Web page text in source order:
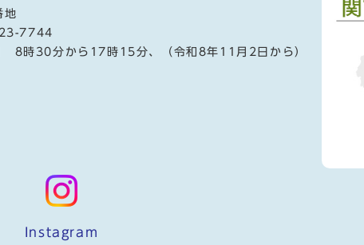
地
7744
8時30分から17時15分、（令和8年11月2日から）
Instagram